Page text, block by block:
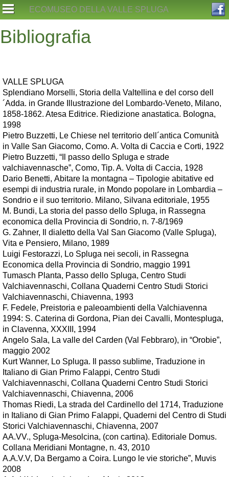
Skip
to
content
ECOMUSEO DELLA VALLE SPLUGA
Bibliografia
VALLE SPLUGA
Splendiano Morselli, Storia della Valtellina e del corso dell
´Adda. in Grande Illustrazione del Lombardo-Veneto, Milano,
1858-1862. Atesa Editrice. Riedizione anastatica. Bologna,
1998
Pietro Buzzetti, Le Chiese nel territorio dell´antica Comunità
in Valle San Giacomo, Como. A. Volta di Caccia e Corti, 1922
Pietro Buzzetti, “Il passo dello Spluga e strade
valchiavennasche”, Como, Tip. A. Volta di Caccia, 1928
Dario Benetti, Abitare la montagna – Tipologie abitative ed
esempi di industria rurale, in Mondo popolare in Lombardia –
Sondrio e il suo territorio. Milano, Silvana editoriale, 1955
M. Bundi, La storia del passo dello Spluga, in Rassegna
economica della Provincia di Sondrio, n. 7-8/1969
G. Zahner, Il dialetto della Val San Giacomo (Valle Spluga),
Vita e Pensiero, Milano, 1989
Luigi Festorazzi, Lo Spluga nei secoli, in Rassegna
Economica della Provincia di Sondrio, maggio 1991
Tumasch Planta, Passo dello Spluga, Centro Studi
Valchiavennaschi, Collana Quaderni Centro Studi Storici
Valchiavennaschi, Chiavenna, 1993
F. Fedele, Preistoria e paleoambienti della Valchiavenna
1994: S. Caterina di Gordona, Pian dei Cavalli, Montespluga,
in Clavenna, XXXIII, 1994
Angelo Sala, La valle del Carden (Val Febbraro), in “Orobie”,
maggio 2002
Kurt Wanner, Lo Spluga. Il passo sublime, Traduzione in
Italiano di Gian Primo Falappi, Centro Studi
Valchiavennaschi, Collana Quaderni Centro Studi Storici
Valchiavennaschi, Chiavenna, 2006
Thomas Riedi, La strada del Cardinello del 1714, Traduzione
in Italiano di Gian Primo Falappi, Quaderni del Centro di Studi
Storici Valchiavennaschi, Chiavenna, 2007
AA.VV., Spluga-Mesolcina, (con cartina). Editoriale Domus.
Collana Meridiani Montagne, n. 43, 2010
A.A.V.V, Da Bergamo a Coira. Lungo le vie storiche”, Muvis
2008